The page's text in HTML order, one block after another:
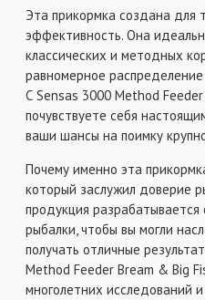
Эта прикормка создана для
эффективность. Она
классических и методных
равномерное
С Sensas 3000 Method
почувствуете себя
ваши шансы на поимку
Почему именно эта
который заслужил доверие
продукция
рыбалки, чтобы вы могли
получать отличные
Method Feeder Bream & Big
многолетних исследований